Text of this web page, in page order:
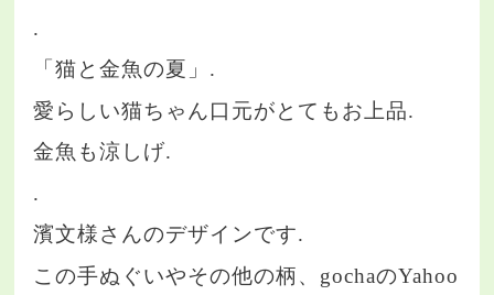
.
「猫と金魚の夏」.
愛らしい猫ちゃん口元がとてもお上品.
金魚も涼しげ.
.
濱文様さんのデザインです.
この手ぬぐいやその他の柄、gochaのYahoo